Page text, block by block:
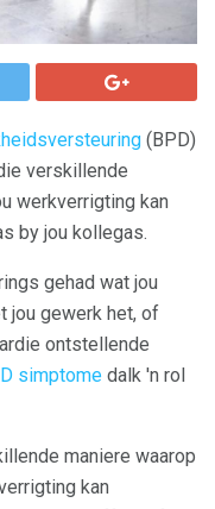
(BPD)
verskillende
werkverrigting kan
by jou kollegas.
gehad wat jou
jou gewerk het, of
ontstellende
simptome dalk 'n rol
maniere waarop
kan